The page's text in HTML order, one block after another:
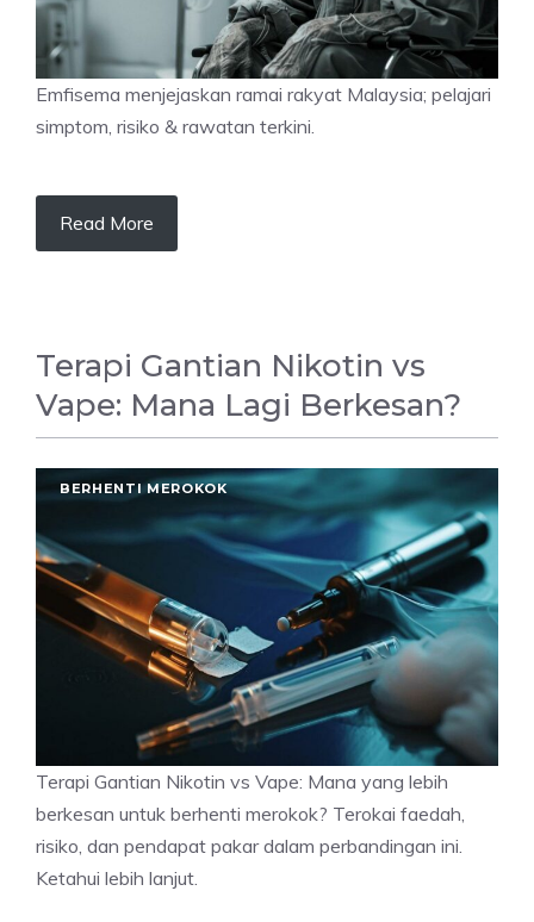
Emfisema menjejaskan ramai rakyat Malaysia; pelajari
simptom, risiko & rawatan terkini.
Read More
Terapi Gantian Nikotin vs
Vape: Mana Lagi Berkesan?
BERHENTI MEROKOK
Terapi Gantian Nikotin vs Vape: Mana yang lebih
berkesan untuk berhenti merokok? Terokai faedah,
risiko, dan pendapat pakar dalam perbandingan ini.
Ketahui lebih lanjut.